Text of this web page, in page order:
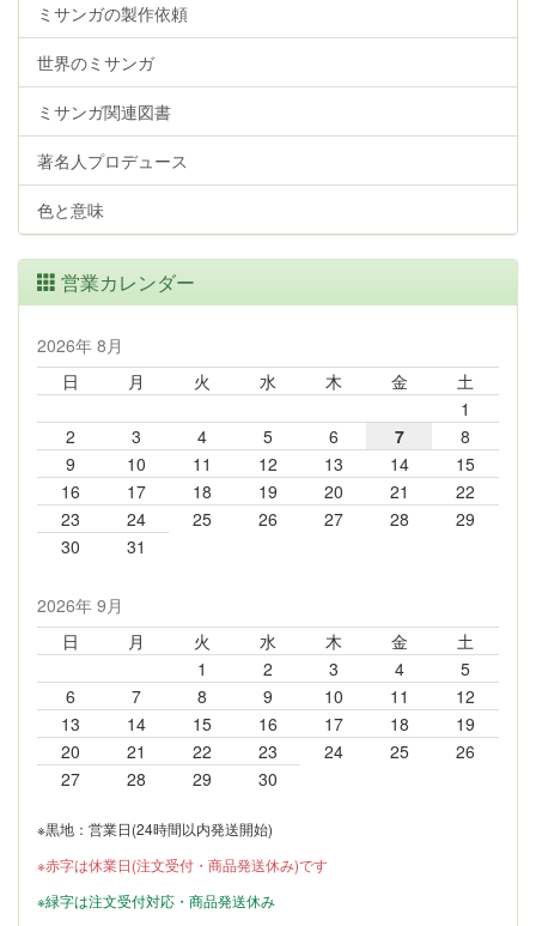
ミサンガの製作依頼
世界のミサンガ
ミサンガ関連図書
著名人プロデュース
色と意味
営業カレンダー
2026年 8月
日
月 火 水 木 金
土
1
2
3 4 5 6 7
8
9
10 11 12 13 14
15
16
17 18 19 20 21
22
23
24 25 26 27 28
29
30
31
2026年 9月
日
月 火 水 木 金
土
1
2 3 4
5
6
7 8 9 10 11
12
13
14 15 16 17 18
19
20
21 22 23 24 25
26
27
28 29 30
※黒地：営業日(24時間以内発送開始)
※赤字は休業日(注文受付・商品発送休み)です
※緑字は注文受付対応・商品発送休み